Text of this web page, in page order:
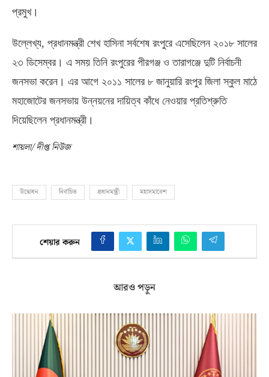
প্রমুখ।
উল্লেখ্য, প্রধানমন্ত্রী শেখ হাসিনা সর্বশেষ রংপুরে এসেছিলেন ২০১৮ সালের
২৩ ডিসেম্বর। এ সময় তিনি রংপুরের পীরগঞ্জ ও তারাগঞ্জে দুটি নির্বাচনী
জনসভা করেন। এর আগে ২০১১ সালের ৮ জানুয়ারি রংপুর জিলা স্কুল মাঠে
মহাজোটের জনসভায় উন্নয়নের দায়িত্ব কাঁধে নেওয়ার প্রতিশ্রুতি
দিয়েছিলেন প্রধানমন্ত্রী।
শায়লা/ দীপ্ত নিউজ
উদ্বোধন নির্বাচিত প্রধানমন্ত্রী মহাসমাবেশ
শেয়ার করুন
আরও পড়ুন